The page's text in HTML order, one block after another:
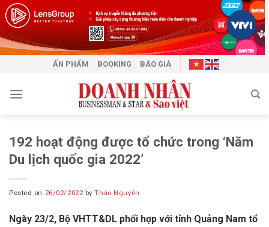
Skip
to
content
ẤN PHẨM BOOKING BÁO GIÁ
192 hoạt động được tổ chức trong ‘Năm
Du lịch quốc gia 2022’
Posted on 26/02/2022 byThảo Nguyên
Ngày 23/2, Bộ VHTT&DL phối hợp với tỉnh Quảng Nam tổ